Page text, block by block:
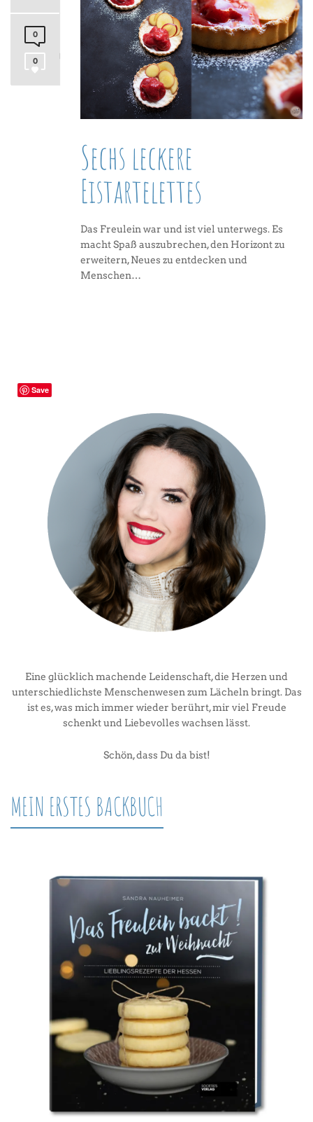
0
0
Sechs leckere
Eistartelettes
Das Freulein war und ist viel unterwegs. Es
macht Spaß auszubrechen, den Horizont zu
erweitern, Neues zu entdecken und
Menschen…
Eine glücklich machende Leidenschaft, die Herzen und
unterschiedlichste Menschenwesen zum Lächeln bringt. Das
ist es, was mich immer wieder berührt, mir viel Freude
schenkt und Liebevolles wachsen lässt.
Schön, dass Du da bist!
MEIN ERSTES BACKBUCH
Save